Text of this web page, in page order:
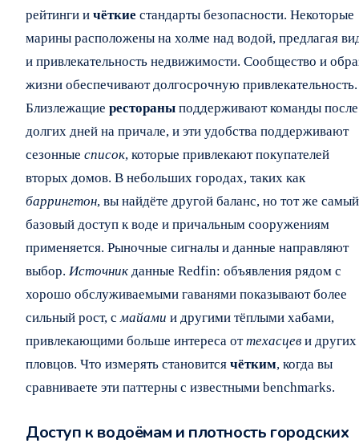
рейтинги и чёткие стандарты безопасности. Некоторые
марины расположены на холме над водой, предлагая
и привлекательность недвижимости. Сообщество и
жизни обеспечивают долгосрочную привлекательность.
Близлежащие рестораны поддерживают команды после
долгих дней на причале, и эти удобства поддерживают
сезонные список, которые привлекают покупателей
вторых домов. В небольших городах, таких как
баррингтон, вы найдёте другой баланс, но тот же самый
базовый доступ к воде и причальным сооружениям
применяется. Рыночные сигналы и данные направляют
выбор. Источник данные Redfin: объявления рядом с
хорошо обслуживаемыми гаванями показывают более
сильный рост, смайами и другими тёплыми хабами,
привлекающими больше интереса оттехасцев и других
пловцов. Что измерять становится чётким, когда вы
сравниваете эти паттерны с известными benchmarks.
Доступ к водоёмам и плотность городских